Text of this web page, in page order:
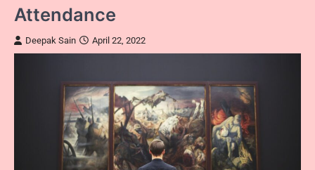
Attendance
Deepak Sain April 22, 2022